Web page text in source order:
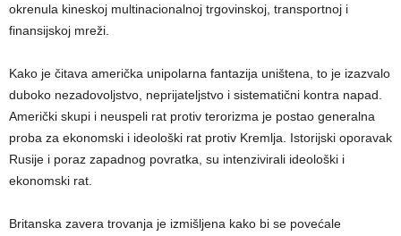
okrenula kineskoj multinacionalnoj trgovinskoj, transportnoj i
finansijskoj mreži.
Kako je čitava američka unipolarna fantazija uništena, to je izazvalo
duboko nezadovoljstvo, neprijateljstvo i sistematični kontra napad.
Američki skupi i neuspeli rat protiv terorizma je postao generalna
proba za ekonomski i ideološki rat protiv Kremlja. Istorijski oporavak
Rusije i poraz zapadnog povratka, su intenzivirali ideološki i
ekonomski rat.
Britanska zavera trovanja je izmišljena kako bi se povećale